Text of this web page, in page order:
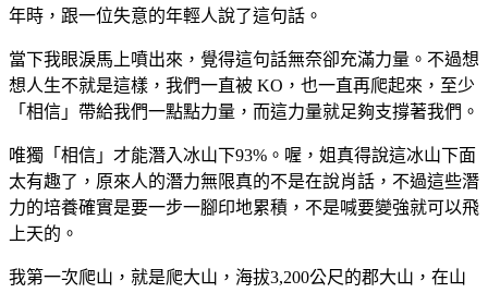
年時，跟一位失意的年輕人說了這句話。
當下我眼淚馬上噴出來，覺得這句話無奈卻充滿力量。不過想
想人生不就是這樣，我們一直被 KO，也一直再爬起來，至少
「相信」帶給我們一點點力量，而這力量就足夠支撐著我們。
唯獨「相信」才能潛入冰山下93%。喔，姐真得說這冰山下面
太有趣了，原來人的潛力無限真的不是在說肖話，不過這些潛
力的培養確實是要一步一腳印地累積，不是喊要變強就可以飛
上天的。
我第一次爬山，就是爬大山，海拔3,200公尺的郡大山，在山